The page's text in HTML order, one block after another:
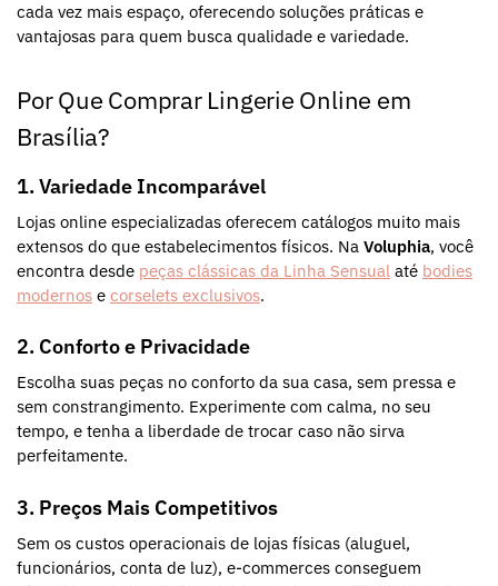
cada vez mais espaço, oferecendo soluções práticas e
vantajosas para quem busca qualidade e variedade.
Por Que Comprar Lingerie Online em
Brasília?
1. Variedade Incomparável
Lojas online especializadas oferecem catálogos muito mais
extensos do que estabelecimentos físicos. Na Voluphia, você
encontra desde peças clássicas da Linha Sensual até bodies
modernos e corselets exclusivos.
2. Conforto e Privacidade
Escolha suas peças no conforto da sua casa, sem pressa e
sem constrangimento. Experimente com calma, no seu
tempo, e tenha a liberdade de trocar caso não sirva
perfeitamente.
3. Preços Mais Competitivos
Sem os custos operacionais de lojas físicas (aluguel,
funcionários, conta de luz), e-commerces conseguem